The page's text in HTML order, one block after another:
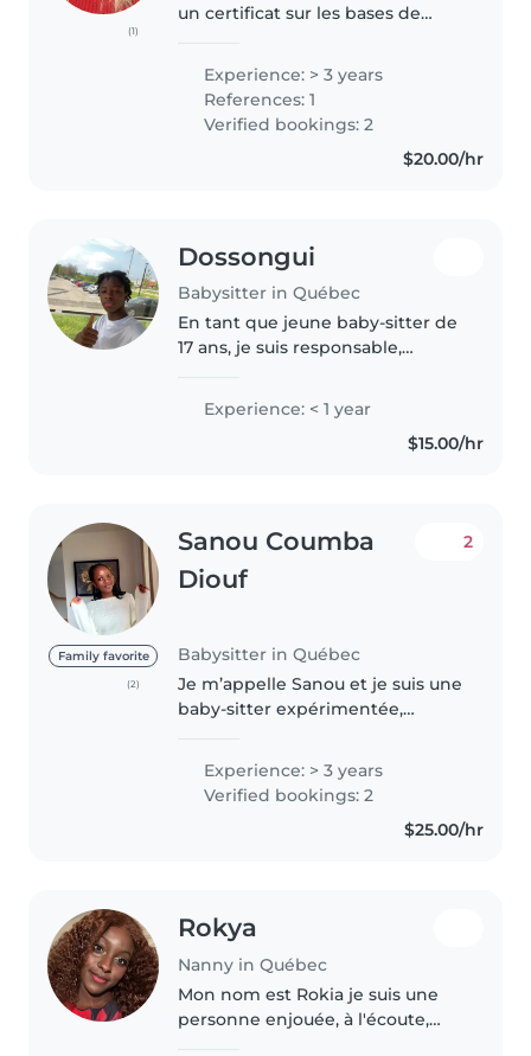
(1)
un certificat sur les bases de
enfants . N'ésiter pas a me
contacter ! J'ai toujours..
Experience: > 3 years
References: 1
Verified bookings: 2
$20.00/hr
Dossongui
Babysitter in Québec
En tant que jeune baby-sitter de
17 ans, je suis responsable,
n'aie pas d'expérience
professionnelle, j'adore travailler
avec les enfants, en particulier..
Experience: < 1 year
$15.00/hr
Family favorite
(2)
Sanou Coumba
Diouf
Babysitter in Québec
2
Je m’appelle Sanou et je suis une
baby-sitter expérimentée,
l’écoute des enfants. J’ai eu la
chance de garder des enfants de
différents âges, de quelques..
Experience: > 3 years
Verified bookings: 2
$25.00/hr
Rokya
Nanny in Québec
Mon nom est Rokia je suis une
personne enjouée, à l'écoute,